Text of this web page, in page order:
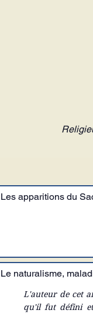
Les apparitions du
Le naturalisme,
L'auteur de cet
qu'il fut défini